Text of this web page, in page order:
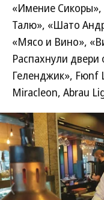
«Имение
Талю», «Шато
«Мясо и Вино»,
Распахнули
Геленджик», Fюnf
Miracleon, Abrau